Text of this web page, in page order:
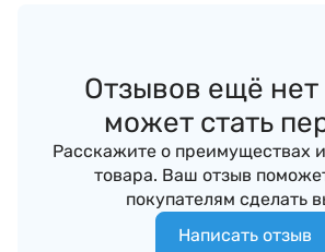
Отзывов ещё
может стать
Расскажите о преимуществах
товара. Ваш отзыв
покупателям сделать
Написать отзыв